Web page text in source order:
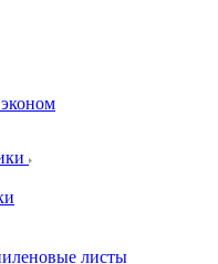
листы